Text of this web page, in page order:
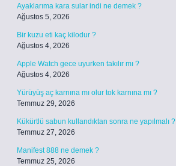
Ayaklarıma kara sular indi ne demek ?
Ağustos 5, 2026
Bir kuzu eti kaç kilodur ?
Ağustos 4, 2026
Apple Watch gece uyurken takılır mı ?
Ağustos 4, 2026
Yürüyüş aç karnına mı olur tok karnına mı ?
Temmuz 29, 2026
Kükürtlü sabun kullandıktan sonra ne yapılmalı ?
Temmuz 27, 2026
Manifest 888 ne demek ?
Temmuz 25, 2026